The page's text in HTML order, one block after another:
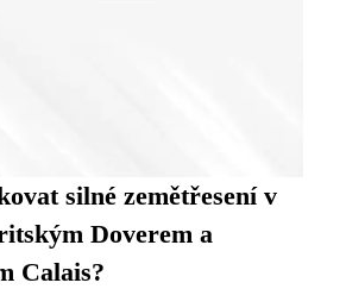
silné zemětřesení v
Doverem a
Calais?